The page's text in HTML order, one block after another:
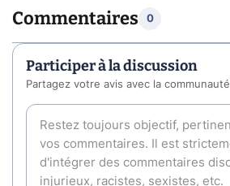
Commentaires 0
Participer à la discussion
Partagez votre avis avec la